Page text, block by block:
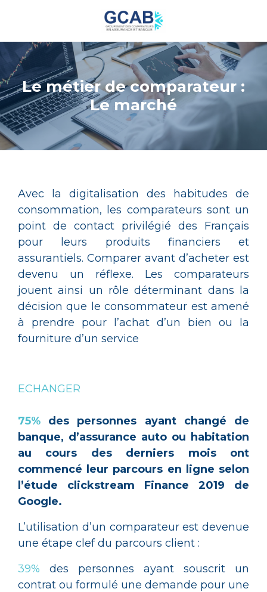
Le métier de comparateur :
Le marché
Avec la digitalisation des habitudes de
consommation, les comparateurs sont un
point de contact privilégié des Français
pour leurs produits financiers et
assurantiels. Comparer avant d’acheter est
devenu un réflexe. Les comparateurs
jouent ainsi un rôle déterminant dans la
décision que le consommateur est amené
à prendre pour l’achat d’un bien ou la
fourniture d’un service
ECHANGER
75% des personnes ayant changé de
banque, d’assurance auto ou habitation
au cours des derniers mois ont
commencé leur parcours en ligne selon
l’étude clickstream Finance 2019 de
Google.
L’utilisation d’un comparateur est devenue
une étape clef du parcours client :
39% des personnes ayant souscrit un
contrat ou formulé une demande pour une